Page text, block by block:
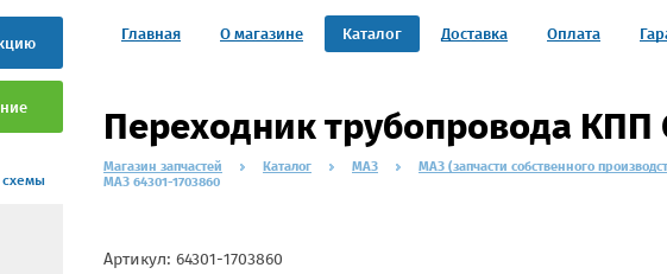
Главная О магазине Каталог Доставка Оплата
схемы
Переходник трубопровода
Магазин запчастей Каталог МАЗ МАЗ (запчасти собственного
МАЗ 64301-1703860
Артикул: 64301-1703860